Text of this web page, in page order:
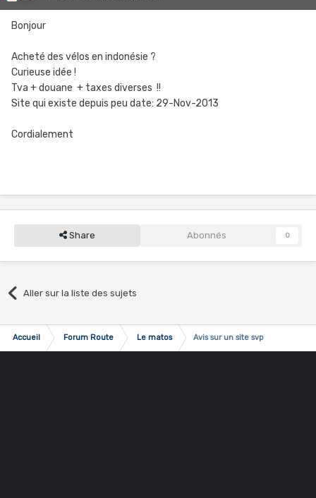
Bonjour
Acheté des vélos en indonésie ?
Curieuse idée !
Tva + douane + taxes diverses !!
Site qui existe depuis peu date: 29-Nov-2013
Cordialement
Share Abonnés 0
Aller sur la liste des sujets
Accueil Forum Route Le matos Avis sur un site svp